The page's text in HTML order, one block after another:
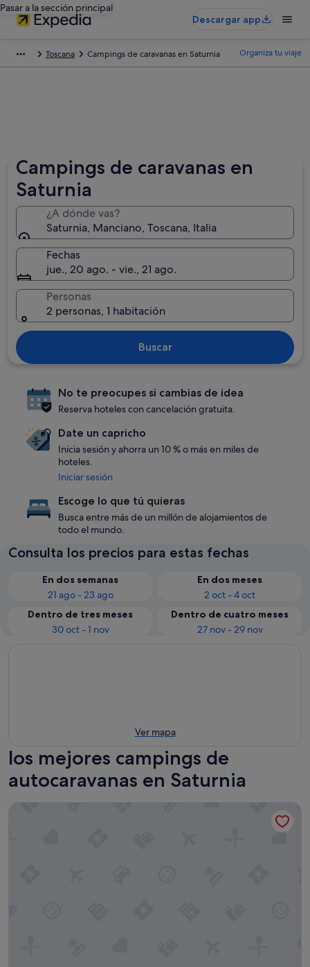
Pasar a la sección principal
Descargar app
Toscana Campings de caravanas en Saturnia Organiza tu viaje
Campings de caravanas en
Saturnia
¿A dónde vas?
Saturnia, Manciano, Toscana, Italia
Fechas
jue., 20 ago. - vie., 21 ago.
Personas
2 personas, 1 habitación
Buscar
No te preocupes si cambias de idea
Reserva hoteles con cancelación gratuita.
Date un capricho
Inicia sesión y ahorra un 10 % o más en miles de
hoteles.
Iniciar sesión
Escoge lo que tú quieras
Busca entre más de un millón de alojamientos de
todo el mundo.
Consulta los precios para estas fechas
En dos semanas
21 ago - 23 ago
En dos meses
2 oct - 4 oct
Dentro de tres meses
30 oct - 1 nov
Dentro de cuatro meses
27 nov - 29 nov
Ver mapa
los mejores campings de
autocaravanas en Saturnia